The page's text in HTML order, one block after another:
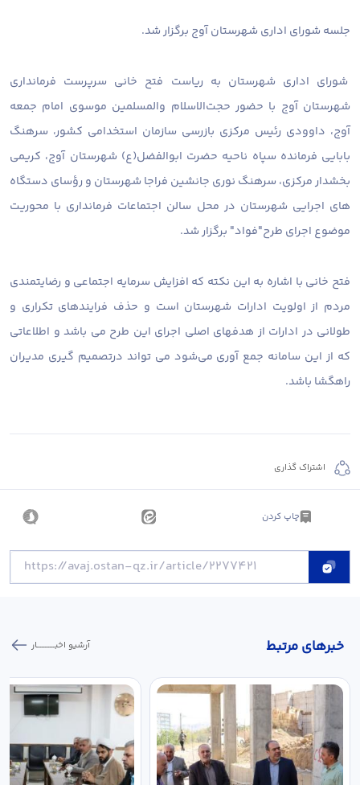
جلسه شورای اداری شهرستان آوج برگزار شد.
شورای اداری شهرستان به ریاست فتح خانی سرپرست فرمانداری
شهرستان آوج با حضور حجت‌الاسلام والمسلمین موسوی امام جمعه
آوج، داوودی رئیس مرکزی بازرسی سازمان استخدامی کشور، سرهنگ
بابایی فرمانده سپاه ناحیه حضرت ابوالفضل(ع) شهرستان آوج، کریمی
بخشدار مرکزی، سرهنگ نوری جانشین فراجا شهرستان و رؤسای دستگاه
های اجرایی شهرستان در محل سالن اجتماعات فرمانداری با محوریت
موضوع اجرای طرح"فواد" برگزار شد.
فتح خانی با اشاره به این نکته که افزایش سرمایه اجتماعی و رضایتمندی
مردم از اولویت ادارات شهرستان است و حذف فرایندهای تکراری و
طولانی در ادارات از هدفهای اصلی اجرای این طرح می باشد و اطلاعاتی
که از این سامانه جمع آوری می‌شود می تواند درتصمیم گیری مدیران
راهگشا باشد.
اشتراک گذاری
چاپ کردن
خبر‌های مرتبط آرشیو اخبـــــــــــار